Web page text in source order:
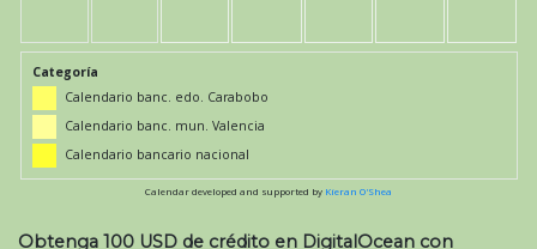
Categoría
Calendario banc. edo. Carabobo
Calendario banc. mun. Valencia
Calendario bancario nacional
Calendar developed and supported by Kieran O'Shea
Obtenga 100 USD de crédito en DigitalOcean con